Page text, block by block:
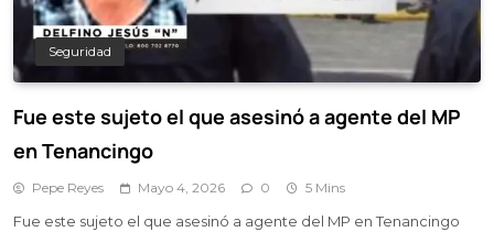
Seguridad
Fue este sujeto el que asesinó a agente del MP
en Tenancingo
Pepe Reyes Mayo 4, 2026 0 5 Mins
Fue este sujeto el que asesinó a agente del MP en Tenancingo